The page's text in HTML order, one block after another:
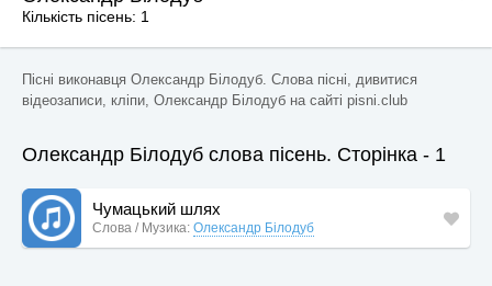
Кількість пісень: 1
Пісні виконавця Олександр Білодуб. Слова пісні, дивитися
відеозаписи, кліпи, Олександр Білодуб на сайті pisni.club
Олександр Білодуб слова пісень. Сторінка - 1
Чумацький шлях
Слова / Музика: Олександр Білодуб